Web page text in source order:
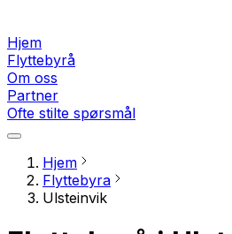
Hjem
Flyttebyrå
Om oss
Partner
Ofte stilte spørsmål
Hjem
Flyttebyra
Ulsteinvik